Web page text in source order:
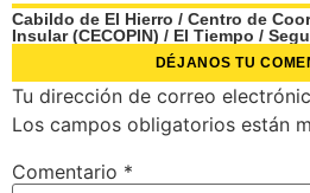
Cabildo de El Hierro / Centro de
Insular (CECOPIN) / El Tiempo /
DÉJANOS TU
Tu dirección de correo
Los campos obligatorios están
Comentario *